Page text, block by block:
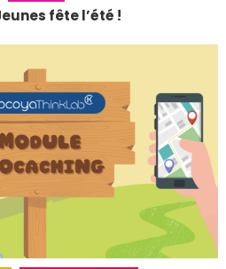
fête l’été !